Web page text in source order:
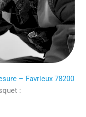
– Favrieux 78200
: